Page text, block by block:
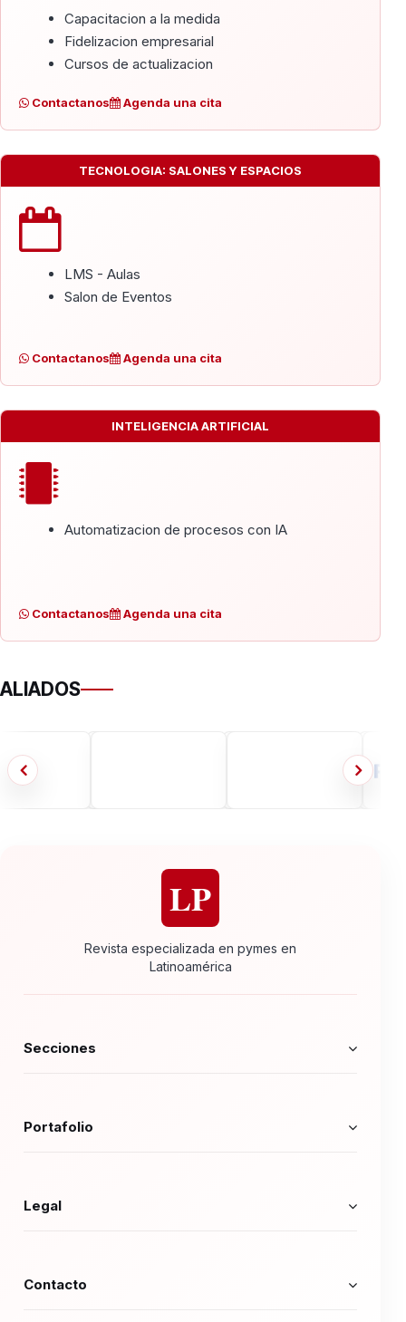
Capacitacion a la medida
Fidelizacion empresarial
Cursos de actualizacion
Contactanos Agenda una cita
TECNOLOGIA: SALONES Y ESPACIOS
LMS - Aulas
Salon de Eventos
Contactanos Agenda una cita
INTELIGENCIA ARTIFICIAL
Automatizacion de procesos con IA
Contactanos Agenda una cita
ALIADOS
LP
Revista especializada en pymes en
Latinoamérica
Secciones
Portafolio
Legal
Contacto